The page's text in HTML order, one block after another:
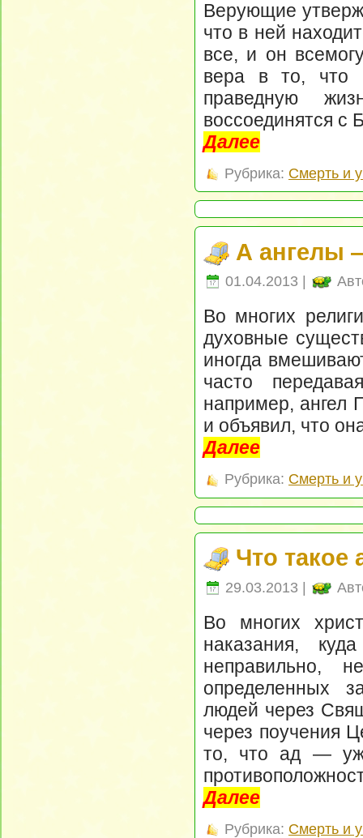
Верующие
что в ней
все, и он
вера в то, что
праведную
воссоединятся с
Далее
Рубрика: Смерть и
А ангелы
01.04.2013 |
Во многих
духовные
иногда
часто
например, ангел
и объявил, что
Далее
Рубрика: Смерть и
Что такое
29.03.2013 |
Во многих
наказания,
неправильно,
определенных
людей через
через поучения
то, что ад —
Далее
Рубрика: Смерть и